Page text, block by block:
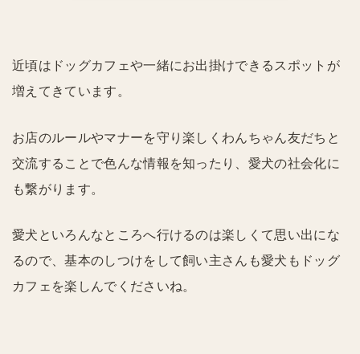
近頃はドッグカフェや一緒にお出掛けできるスポットが
増えてきています。
お店のルールやマナーを守り楽しくわんちゃん友だちと
交流することで色んな情報を知ったり、愛犬の社会化に
も繋がります。
愛犬といろんなところへ行けるのは楽しくて思い出にな
るので、基本のしつけをして飼い主さんも愛犬もドッグ
カフェを楽しんでくださいね。